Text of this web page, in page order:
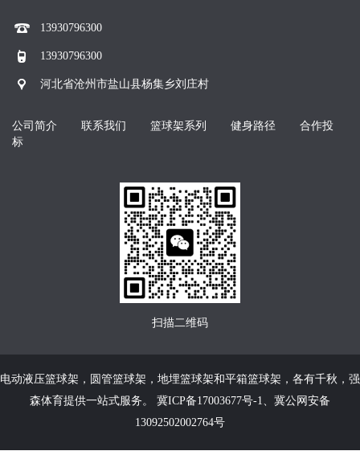
13930796300
13930796300
河北省沧州市盐山县杨集乡刘庄村
公司简介 联系我们 篮球架系列 健身路径
合作投
标
扫描二维码
电动液压篮球架 ， 圆管篮球架 ， 地埋篮球架和平箱篮球架 ，各有千秋，强
森体育提供一站式服务。 冀ICP备17003677号-1
冀公网安备
13092502002764号